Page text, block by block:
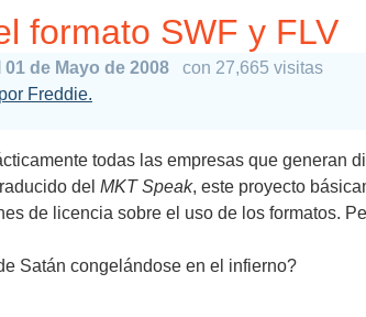
formato SWF y FLV
01 de Mayo de 2008
con 27,665 visitas
Freddie.
todas las empresas que generan
del MKT Speak, este proyecto
de licencia sobre el uso de los formatos.
Satán congelándose en el infierno?